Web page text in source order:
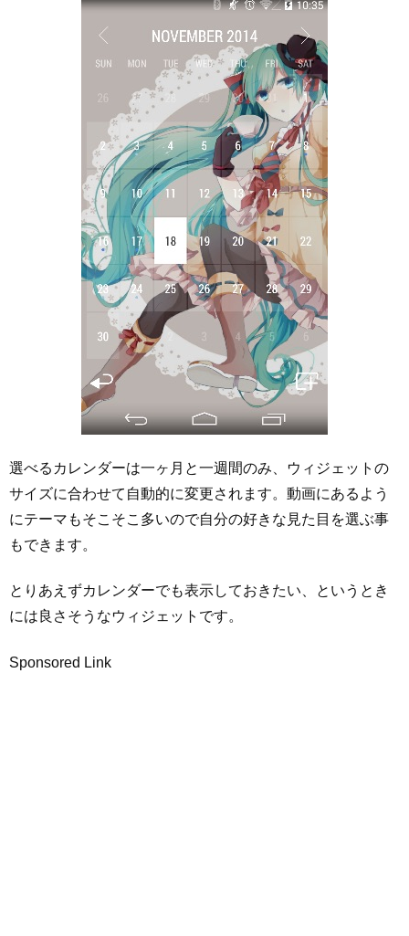
選べるカレンダーは一ヶ月と一週間のみ、ウィジェットの
サイズに合わせて自動的に変更されます。動画にあるよう
にテーマもそこそこ多いので自分の好きな見た目を選ぶ事
もできます。
とりあえずカレンダーでも表示しておきたい、というとき
には良さそうなウィジェットです。
Sponsored Link